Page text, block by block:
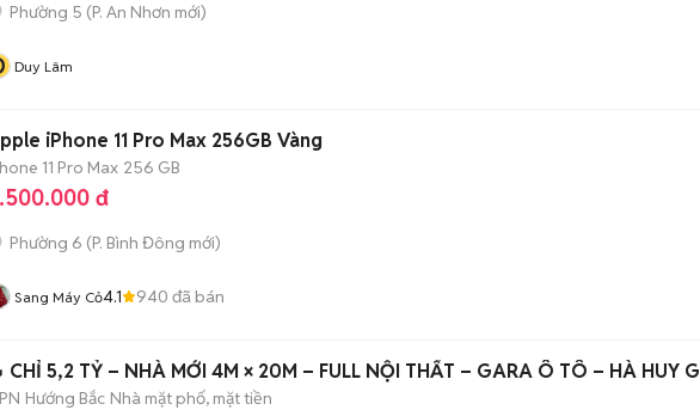
Phường 5 (P. An Nhơn mới)
Duy Lâm
iPhone 11 Pro Max 256GB Vàng
11 Pro Max 256 GB
đ
Phường 6 (P. Bình Đông mới)
Sang Máy Cỏ4.1 940 đã bán
CHỈ 5,2 TỶ – NHÀ MỚI 4M × 20M – FULL NỘI THẤT – GARA Ô TÔ – HÀ HUY G
Hướng Bắc Nhà mặt phố, mặt tiền